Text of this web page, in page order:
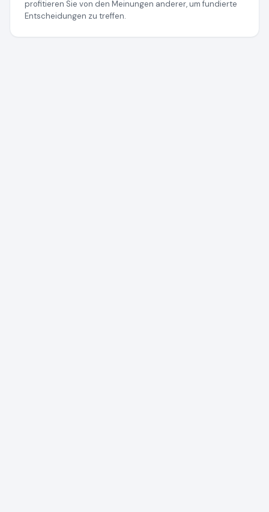
profitieren Sie von den Meinungen anderer, um fundierte
Entscheidungen zu treffen.